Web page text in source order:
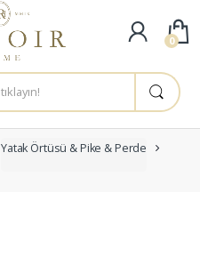
Yatak Örtüsü & Pike & Perde
0